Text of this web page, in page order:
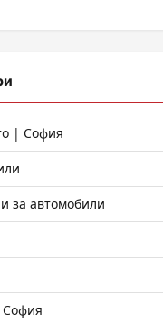
| София
за автомобили